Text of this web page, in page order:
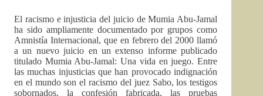
El racismo e injusticia del juicio de Mumia Abu-Jamal
ha sido ampliamente documentado por grupos como
Amnistía Internacional, que en febrero del 2000 llamó
a un nuevo juicio en un extenso informe publicado
titulado Mumia Abu-Jamal: Una vida en juego. Entre
las muchas injusticias que han provocado indignación
en el mundo son el racismo del juez Sabo, los testigos
sobornados, la confesión fabricada, las pruebas